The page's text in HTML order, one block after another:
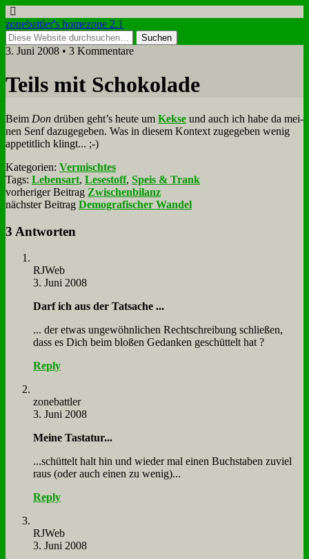
zonebattler's homezone 2.1
3. Juni 2008 • 3 Kommentare
Teils mit Scho­ko­la­de
Beim Don drü­ben geht’s heu­te um Kek­se und auch ich ha­be da mei­
nen Senf da­zu­ge­ge­ben. Was in die­sem Kon­text zu­ge­ge­ben we­nig
ap­pe­tit­lich klingt... ;-)
Kategorien: Vermischtes
Tags: Lebensart, Lesestoff, Speis & Trank
vorheriger Beitrag Zwischenbilanz
nächster Beitrag Demografischer Wandel
3 Antworten
RJ­Web
3. Juni 2008
Darf ich aus der Tat­sa­che ...
... der et­was un­ge­wöhn­li­chen Recht­schrei­bung schlie­ßen,
dass es Dich beim blo­ßen Ge­dan­ken ge­schüt­telt hat ?
Reply
zone­batt­ler
3. Juni 2008
Mei­ne Ta­sta­tur...
...schüt­telt halt hin und wie­der mal ei­nen Buch­sta­ben zu­viel
raus (oder auch ei­nen zu we­nig)...
Reply
RJ­Web
3. Juni 2008